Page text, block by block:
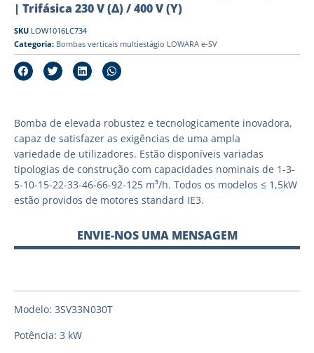
| Trifásica 230 V (Δ) / 400 V (Y)
SKU LOW1016LC734
Categoria: Bombas verticais multiestágio LOWARA e-SV
Bomba de elevada robustez e tecnologicamente inovadora,
capaz de satisfazer as exigências de uma ampla
variedade de utilizadores. Estão disponíveis variadas
tipologias de construção com capacidades nominais de 1-3-
5-10-15-22-33-46-66-92-125 m³/h. Todos os modelos ≤ 1,5kW
estão providos de motores standard IE3.
ENVIE-NOS UMA MENSAGEM
Modelo: 3SV33N030T
Potência: 3 kW